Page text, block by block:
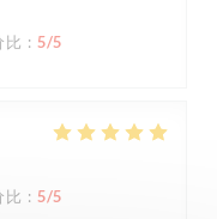
比 : 5/5
比 : 5/5